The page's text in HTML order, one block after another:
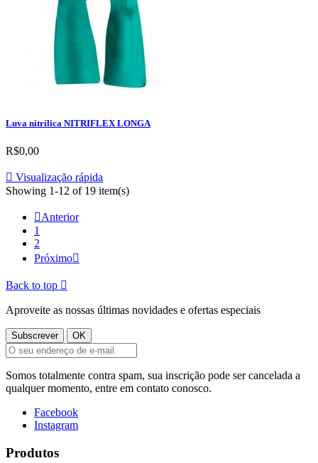
Luva nitrílica NITRIFLEX LONGA
R$0,00
 Visualização rápida
Showing 1-12 of 19 item(s)
Anterior
1
2
Próximo
Back to top 
Aproveite as nossas últimas novidades e ofertas especiais
Somos totalmente contra spam, sua inscrição pode ser cancelada a
qualquer momento, entre em contato conosco.
Facebook
Instagram
Produtos